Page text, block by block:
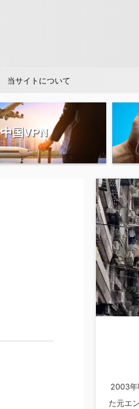
当サイトについて
中国VPN
2003年
た元エ